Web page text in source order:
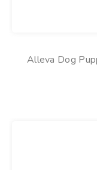
Alleva Dog